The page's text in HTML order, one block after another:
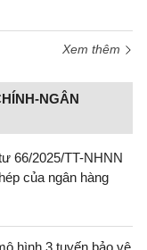
Xem thêm
NGÂN
66/2025/TT-NHNN
của ngân hàng
hình 3 tuyến bảo vệ